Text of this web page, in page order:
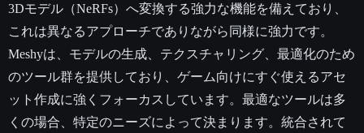
3Dモデル（NeRFs）へ変換する強力な機能を備えており、
これは異なるアプローチでありながら同様に強力です。
Meshyは、モデルの生成、テクスチャリング、最適化のため
のツール群を提供しており、ゲーム向けにすぐ使えるアセ
ット作成に強くフォーカスしています。最適なツールは多
くの場合、特定のニーズによって決まります。統合されて